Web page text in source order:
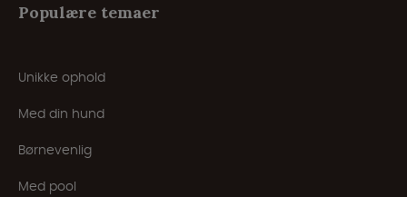
Populære temaer
Unikke ophold
Med din hund
Børnevenlig
Med pool